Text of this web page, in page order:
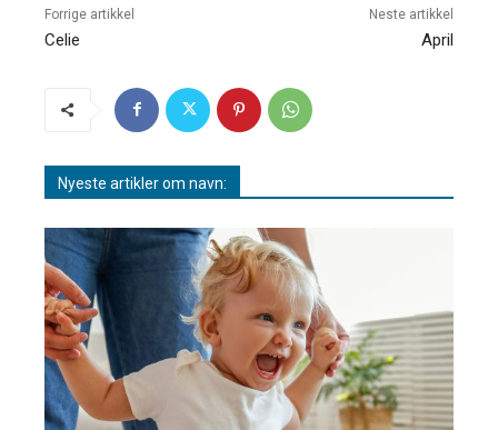
Forrige artikkel
Celie
Neste artikkel
April
Nyeste artikler om navn: